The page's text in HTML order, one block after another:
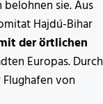
sie. Aus
Hajdú-Bihar
der örtlichen
Europas. Durch
von